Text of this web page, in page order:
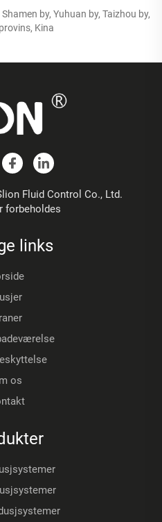
by, Yuhuan by, Taizhou by,
Kina
Fluid Control Co., Ltd.
forbeholdes
links
os